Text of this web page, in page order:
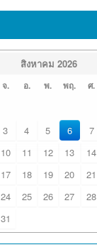
สิงหาคม 2026
จ. อ. พ. พฤ. ศ.
3 4 5 6 7
10 11 12 13 14
17 18 19 20 21
24 25 26 27 28
31